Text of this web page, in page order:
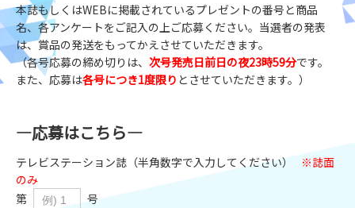
本誌もしくはWEBに掲載されているプレゼントの番号と商品
名、各アンケートをご記入の上ご応募ください。当選者の発表
は、賞品の発送をもってかえさせていただきます。
（各号応募の締め切りは、 次号発売日前日の夜23時59分です。
また、応募は各号につき1度限り とさせていただきます。）
―応募はこちら―
テレビステーション誌（半角数字で入力してください）
※誌面
のみ
第
号